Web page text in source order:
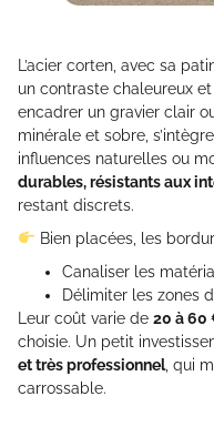
L’acier corten, avec sa
un contraste chaleureux
encadrer un gravier clair
minérale et sobre,
influences naturelles ou
durables, résistants aux
restant discrets.
Bien placées, les
Canaliser les
Délimiter les zones
Leur coût varie de 20 à
choisie. Un petit
et très professionnel, qui
carrossable.